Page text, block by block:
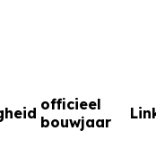
officieel
bouwjaar